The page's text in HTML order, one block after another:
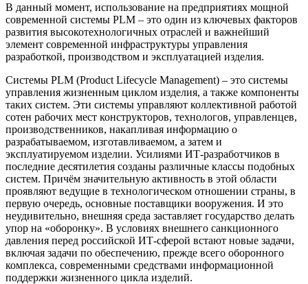
В данный момент, использование на предприятиях мощной
современной системы PLM – это один из ключевых факторов
развития высокотехнологичных отраслей и важнейший
элемент современной инфраструктуры управления
разработкой, производством и эксплуатацией изделия.
Системы PLM (Product Lifecycle Management) – это системы
управления жизненным циклом изделия, а также компоненты
таких систем. Эти системы управляют коллективной работой
сотен рабочих мест конструкторов, технологов, управленцев,
производственников, накапливая информацию о
разрабатываемом, изготавливаемом, а затем и
эксплуатируемом изделии. Усилиями ИТ‑разработчиков в
последние десятилетия созданы различные классы подобных
систем. Причём значительную активность в этой области
проявляют ведущие в технологическом отношении страны, в
первую очередь, основные поставщики вооружения. И это
неудивительно, внешняя среда заставляет государство делать
упор на «оборонку». В условиях внешнего санкционного
давления перед российской ИТ-сферой встают новые задачи,
включая задачи по обеспечению, прежде всего оборонного
комплекса, современными средствами информационной
поддержки жизненного цикла изделий.